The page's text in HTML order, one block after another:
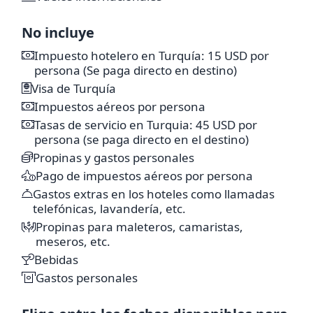
iglesia de Aya Irini,
una iglesia bizantina que no se convirtió en
mezquita y terminaremos nuestro tour por el
Gran Bazar,
Sugerimos realizar las siguientes excursiones
opcionales (no incluidas – con costo adicional):
*El hospedaje podrá ser en Izmir o Kusadasi en
algunas salidas. Sujeto a disponibilidad al
momento de reservar.
– Salidas del 19 de Septiembre y 21 de Noviembre
serán de 11 días y 9 noches.
No incluye
Impuesto hotelero en Turquía: 15 USD por
persona (Se paga directo en destino)
Visa de Turquía
Impuestos aéreos por persona
Tasas de servicio en Turquia: 45 USD por
persona (se paga directo en el destino)
Propinas y gastos personales
Pago de impuestos aéreos por persona
Gastos extras en los hoteles como llamadas
telefónicas, lavandería, etc.
Propinas para maleteros, camaristas,
meseros, etc.
Bebidas
Gastos personales